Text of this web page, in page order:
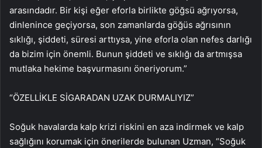
arasındadır. Bir kişi eğer eforla birlikte göğsü ağrıyorsa,
dinlenince geçiyorsa, son zamanlarda göğüs ağrısının
sıklığı, şiddeti, süresi arttıysa, yine eforla olan nefes darlığı
da bizim için önemli. Bunun şiddeti ve sıklığı da artmışsa
mutlaka hekime başvurmasını öneriyorum.”
“ÖZELLİKLE SİGARADAN UZAK DURMALIYIZ”
Soğuk havalarda kalp krizi riskini en aza indirmek ve kalp
sağlığını korumak için önerilerde bulunan Uzman, “Soğuk